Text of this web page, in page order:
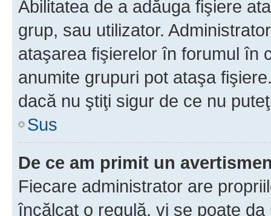
Abilitatea de a adăuga fişiere
grup, sau utilizator.
ataşarea fişierelor în forumul în
anumite grupuri pot ataşa
dacă nu ştiţi sigur de ce nu
Sus
De ce am primit un
Fiecare administrator are
încălcat o regulă, vi se poate